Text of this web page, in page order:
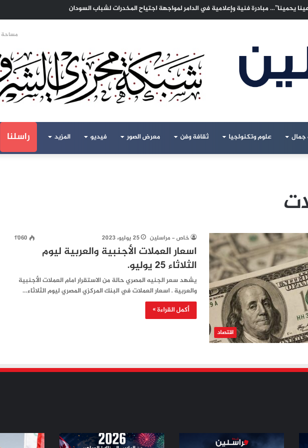
يحمينا”… مبادرة فنية وإعلامية في الدامر لمواجهة اجتياح المخدرات لشباب السودان
مساحة
علوم وتكنولجيا ثقافة وفن معرض الصور فيديو المزيد راسلنا
اقتصاد
خاص - مراسلين 25 يوليو، 2023 1٬060
اسعار العملات الأجنبية والعربية ليوم
الثلاثاء 25 يوليو.
يشهد سعر الجنيه المصري حالة من الاستقرار امام العملات الأجنبية
والعربية . اسعار العملات في البنك المركزي المصري ليوم الثلاثاء…
أكمل القراءة »
مسيّرة
من
من